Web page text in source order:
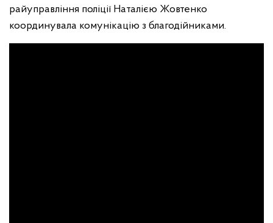
райуправління поліції Наталією Жовтенко
координувала комунікацію з благодійниками.